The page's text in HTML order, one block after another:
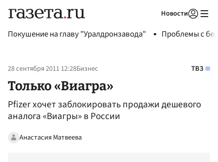
Новости
Покушение на главу "Уралдронзавода" Проблемы с
28 сентября 2011 12:28Бизнес ТВЗ
Только «Виагра»
Pfizer хочет заблокировать продажи дешевого
аналога «Виагры» в России
Анастасия Матвеева